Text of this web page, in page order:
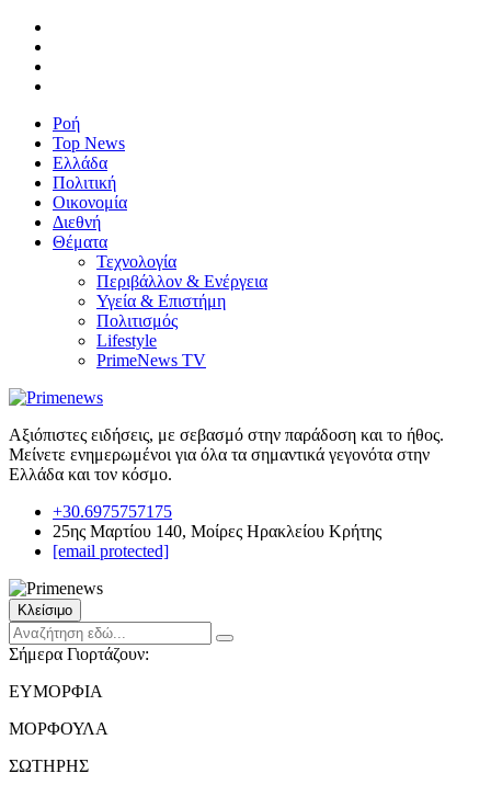
Ροή
Top News
Ελλάδα
Πολιτική
Οικονομία
Διεθνή
Θέματα
Τεχνολογία
Περιβάλλον & Ενέργεια
Υγεία & Επιστήμη
Πολιτισμός
Lifestyle
PrimeNews TV
Αξιόπιστες ειδήσεις, με σεβασμό στην παράδοση και το ήθος.
Μείνετε ενημερωμένοι για όλα τα σημαντικά γεγονότα στην
Ελλάδα και τον κόσμο.
+30.6975757175
25ης Μαρτίου 140, Μοίρες Ηρακλείου Κρήτης
[email protected]
Κλείσιμο
Σήμερα Γιορτάζουν:
ΕΥΜΟΡΦΙΑ
ΜΟΡΦΟΥΛΑ
ΣΩΤΗΡΗΣ